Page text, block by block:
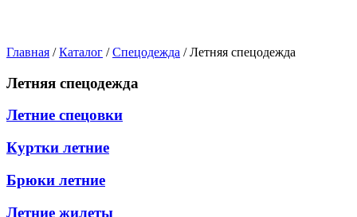
Главная / Каталог / Спецодежда / Летняя спецодежда
Летняя спецодежда
Летние спецовки
Куртки летние
Брюки летние
Летние жилеты